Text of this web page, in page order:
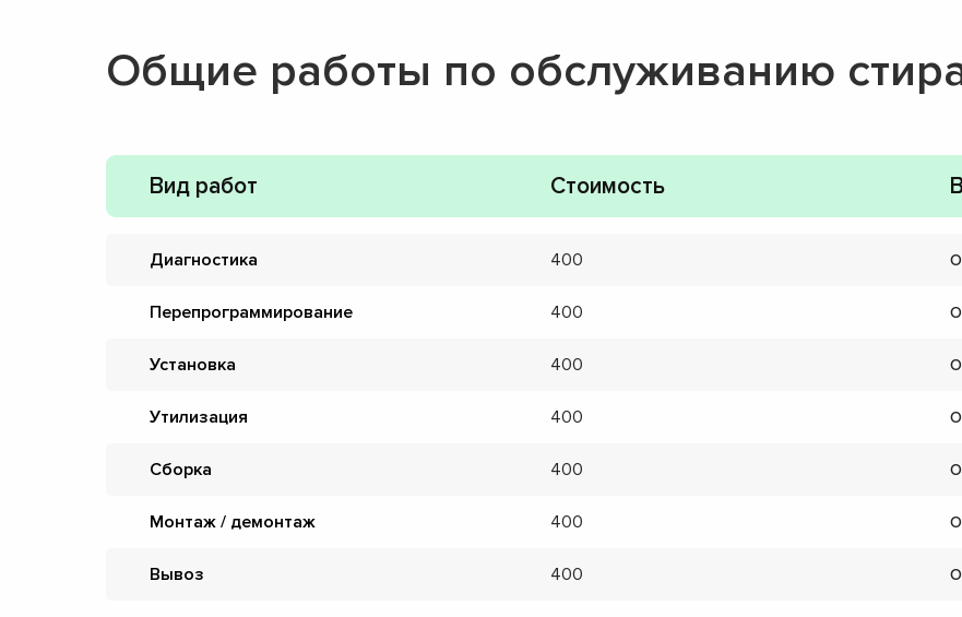
Общие работы по обслуживанию
Вид работ Стоимость
Диагностика 400
Перепрограммирование 400
Установка 400
Утилизация 400
Сборка 400
Монтаж / демонтаж 400
Вывоз 400